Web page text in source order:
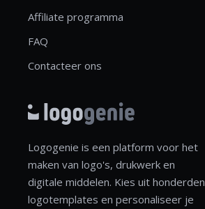
Affiliate programma
FAQ
Contacteer ons
Logogenie is een platform voor het
maken van logo's, drukwerk en
digitale middelen. Kies uit honderden
logotemplates en personaliseer je